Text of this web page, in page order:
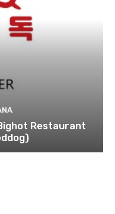
Restaurant